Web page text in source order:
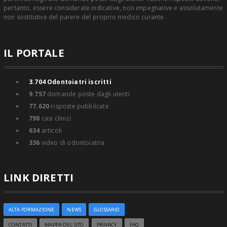
pertanto, essere considerate indicative, non impegnative e assolutamente
non sostitutive del parere del proprio medico curante.
IL PORTALE
3.704Odontoiatri iscritti
9.757domande poste dagli utenti
77.620 risposte pubblicate
798 casi clinici
634 articoli
336 video di odontoiatria
LINK DIRETTI
ALTA FORMAZIONE NEWS GLOSSARIO
CONTATTI MAPPA DEL SITO PRIVACY FAQ